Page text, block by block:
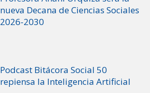
nueva Decana de Ciencias Sociales
2026-2030
Podcast Bitácora Social 50
repiensa la Inteligencia Artificial